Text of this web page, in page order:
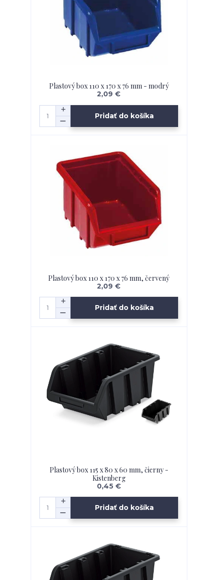
Plastový box 110 x 170 x 76 mm - modrý
2,09 €
Pridať do košíka
Plastový box 110 x 170 x 76 mm, červený
2,09 €
Pridať do košíka
Plastový box 115 x 80 x 60 mm, čierny -
Kistenberg
0,45 €
Pridať do košíka